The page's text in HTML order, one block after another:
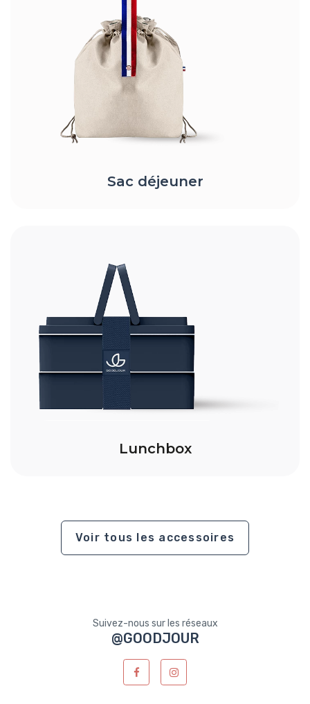
Sac déjeuner
Lunchbox
Voir tous les accessoires
Suivez-nous sur les réseaux
@GOODJOUR